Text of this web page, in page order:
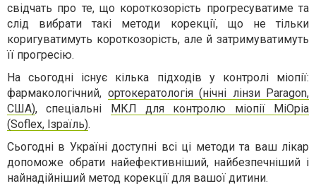
свідчать про те, що короткозорість прогресуватиме та
слід вибрати такі методи корекції, що не тільки
коригуватимуть короткозорість, але й затримуватимуть
її прогресію.
На сьогодні існує кілька підходів у контролі міопії:
фармакологічний, ортокератологія (нічні лінзи Paragon,
США), спеціальні МКЛ для контролю міопії MiOpia
(Sоflex, Ізраїль).
Сьогодні в Україні доступні всі ці методи та ваш лікар
допоможе обрати найефективніший, найбезпечніший і
найнадійніший метод корекції для вашої дитини.